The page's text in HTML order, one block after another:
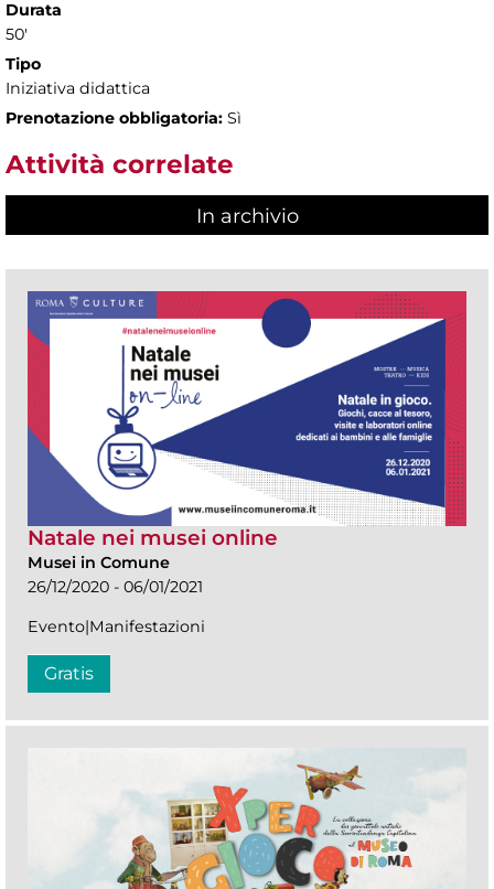
Durata
50'
Tipo
Iniziativa didattica
Prenotazione obbligatoria: Sì
Attività correlate
In archivio
Natale nei musei online
Musei in Comune
26/12/2020 - 06/01/2021
Evento|Manifestazioni
Gratis